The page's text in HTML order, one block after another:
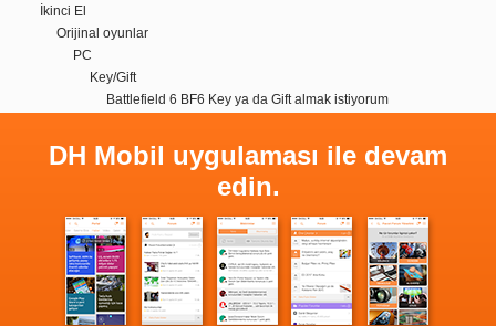
İkinci El
Orijinal oyunlar
PC
Key/Gift
Battlefield 6 BF6 Key ya da Gift almak istiyorum
DH Mobil uygulaması ile devam
edin.